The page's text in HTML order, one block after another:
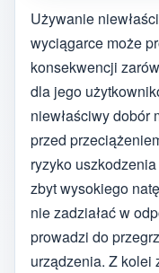
Używanie
wyciągarce może
konsekwencji
dla jego
niewłaściwy dobór
przed
ryzyko
zbyt wysokiego
nie zadziałać w
prowadzi do
urządzenia. Z kolei